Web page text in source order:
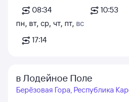
08:34
10:53
пн, вт, ср, чт, пт, вс
17:14
в Лодейное Поле
Берёзовая Гора, Республика